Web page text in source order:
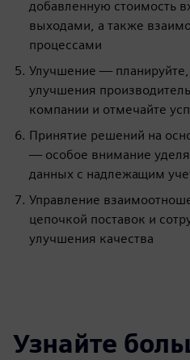
добавленную стоимость
выходами, а также
процессами
Улучшение —
улучшения
компании и отмечайте
Принятие решений на
— особое внимание
данных с надлежащим
Управление
цепочкой поставок и
улучшения качества
Узнайте